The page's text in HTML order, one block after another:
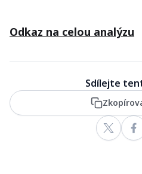
Odkaz na celou analýzu
Sdílejte